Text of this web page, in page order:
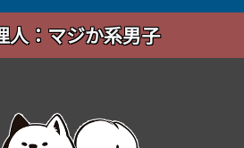
人：マジか系男子